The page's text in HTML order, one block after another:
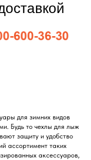
для зимних видов
Будь то чехлы для лыж
защиту и удобство
ассортимент таких
аксессуаров,